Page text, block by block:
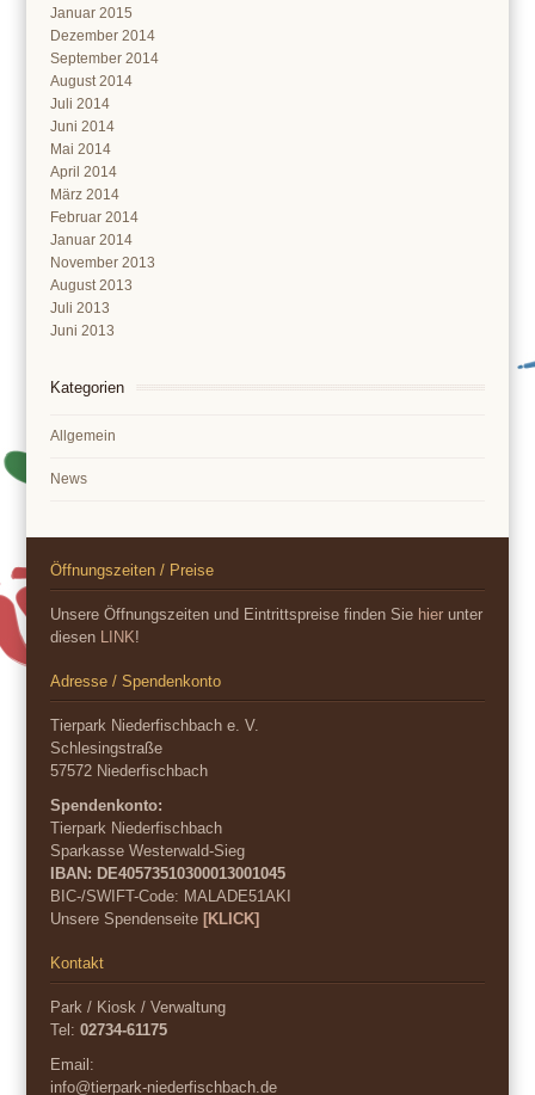
Januar 2015
Dezember 2014
September 2014
August 2014
Juli 2014
Juni 2014
Mai 2014
April 2014
März 2014
Februar 2014
Januar 2014
November 2013
August 2013
Juli 2013
Juni 2013
Kategorien
Allgemein
News
Öffnungszeiten / Preise
Unsere Öffnungszeiten und Eintrittspreise finden Sie hier unter
diesen LINK!
Adresse / Spendenkonto
Tierpark Niederfischbach e. V.
Schlesingstraße
57572 Niederfischbach
Spendenkonto:
Tierpark Niederfischbach
Sparkasse Westerwald-Sieg
IBAN: DE40573510300013001045
BIC-/SWIFT-Code: MALADE51AKI
Unsere Spendenseite[KLICK]
Kontakt
Park / Kiosk / Verwaltung
Tel:02734-61175
Email:
info@tierpark-niederfischbach.de